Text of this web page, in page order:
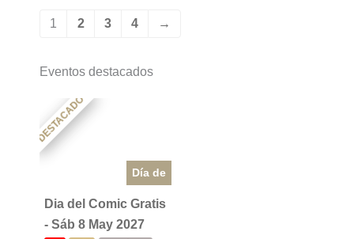
1 2 3 4 →
Eventos destacados
DESTACADO
Día de
Dia del Comic Gratis
- Sáb 8 May 2027